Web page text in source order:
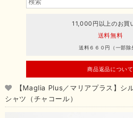
11,000円以上のお買
送料無料
送料６６０円（一部除
商品返品について
【Maglia Plus／マリアプラス】シ
シャツ（チャコール）